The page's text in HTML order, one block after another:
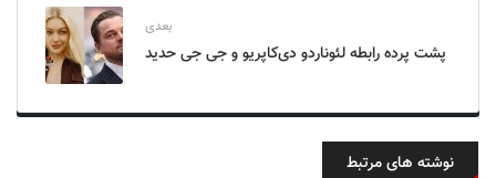
بعدی
پشت پرده رابطه لئوناردو دی‌کاپریو و جی جی حدید
نوشته های مرتبط